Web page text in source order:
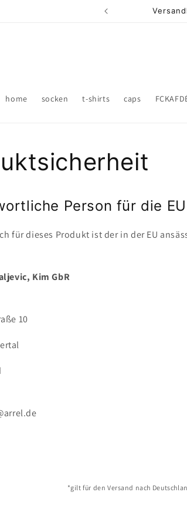
home socken t-shirts caps
Person für die EU
für dieses Produkt ist der in der EU
Kim GbR
10
*gilt für den Versand nach